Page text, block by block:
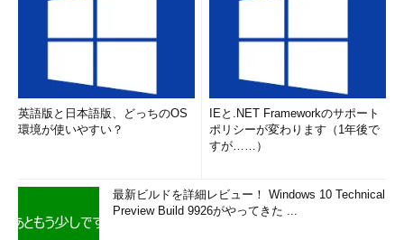
英語版と日本語版、どっちのOS
環境が使いやすい？
IEと.NET Frameworkのサポート
ポリシーが変わります（1年後で
すが……）
最新ビルドを詳細レビュー！ Windows 10 Technical
Preview Build 9926がやってきた ...